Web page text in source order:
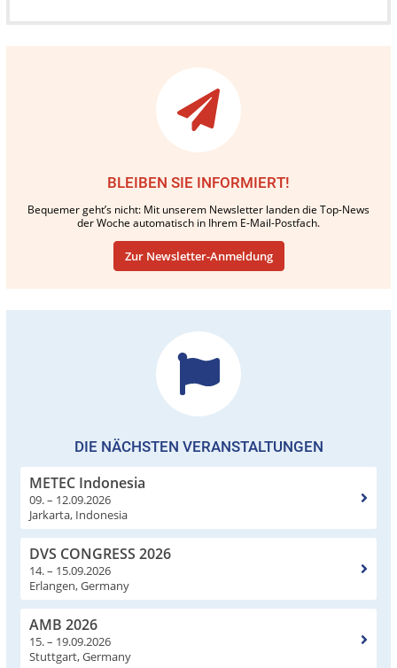
BLEIBEN SIE INFORMIERT!
Bequemer geht’s nicht: Mit unserem Newsletter landen die Top-News
der Woche automatisch in Ihrem E-Mail-Postfach.
Zur Newsletter-Anmeldung
DIE NÄCHSTEN VERANSTALTUNGEN
METEC Indonesia
09. – 12.09.2026
Jarkarta, Indonesia
DVS CONGRESS 2026
14. – 15.09.2026
Erlangen, Germany
AMB 2026
15. – 19.09.2026
Stuttgart, Germany